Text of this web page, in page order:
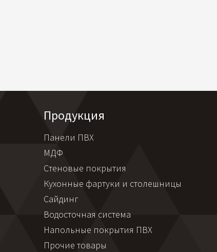
Продукция
Панели ПВХ
МДФ
Стеновые покрытия
Кухонные фартуки и столешницы
Сайдинг
Водосточная система
Напольные покрытия ПВХ
Прочие товары